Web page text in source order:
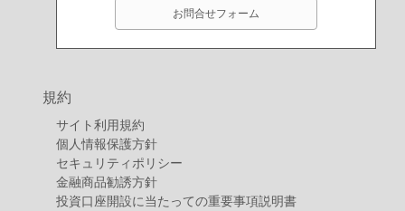
お問合せフォーム
規約
サイト利用規約
個人情報保護方針
セキュリティポリシー
金融商品勧誘方針
投資口座開設に当たっての重要事項説明書